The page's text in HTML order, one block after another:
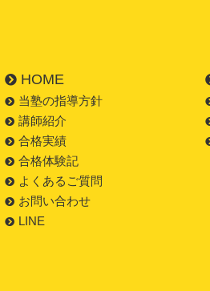
HOME
当塾の指導方針
講師紹介
合格実績
合格体験記
よくあるご質問
お問い合わせ
LINE